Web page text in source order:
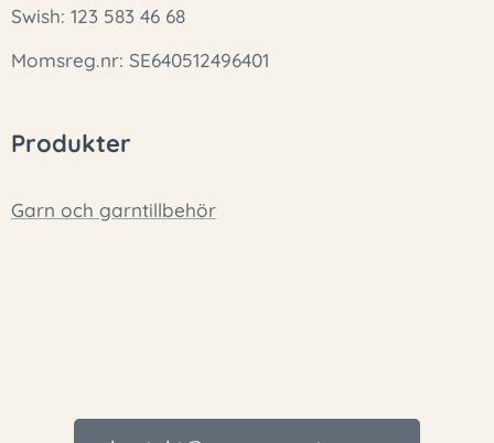
Swish: 123 583 46 68
Momsreg.nr: SE640512496401
Produkter
Garn och garntillbehör